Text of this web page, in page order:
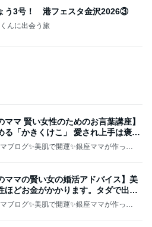
美味しいクレープ
1日前